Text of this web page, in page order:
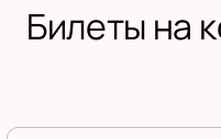
Билеты на